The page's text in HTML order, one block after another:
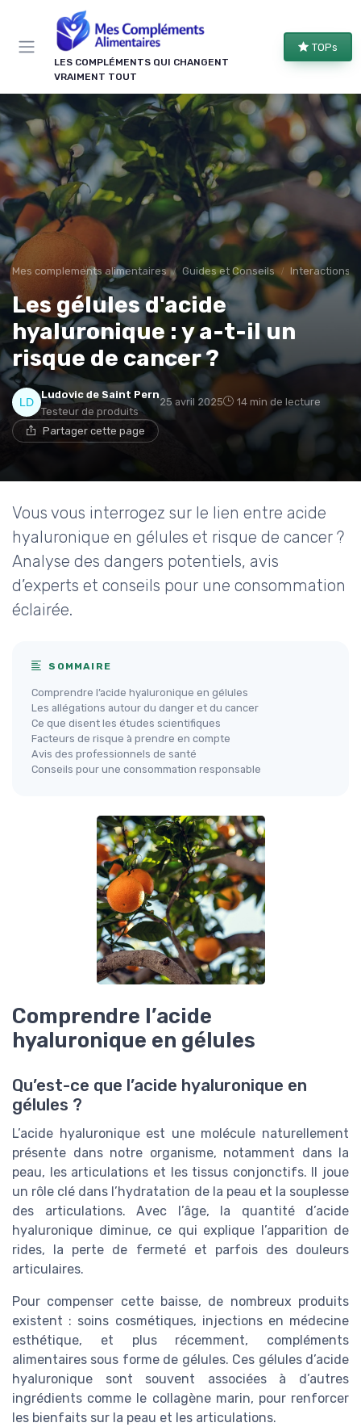
LES COMPLÉMENTS QUI CHANGENT
VRAIMENT TOUT
TOPs
Mes complements alimentaires Guides et Conseils Interactions
Les gélules d'acide
hyaluronique : y a-t-il un
risque de cancer ?
Ludovic de Saint Pern
Testeur de produits
25 avril 2025 14 min de lecture
Partager cette page
Vous vous interrogez sur le lien entre acide
hyaluronique en gélules et risque de cancer ?
Analyse des dangers potentiels, avis
d’experts et conseils pour une consommation
éclairée.
SOMMAIRE
Comprendre l’acide hyaluronique en gélules
Les allégations autour du danger et du cancer
Ce que disent les études scientifiques
Facteurs de risque à prendre en compte
Avis des professionnels de santé
Conseils pour une consommation responsable
Comprendre l’acide
hyaluronique en gélules
Qu’est-ce que l’acide hyaluronique en
gélules ?
L’acide hyaluronique est une molécule naturellement
présente dans notre organisme, notamment dans la
peau, les articulations et les tissus conjonctifs. Il joue
un rôle clé dans l’hydratation de la peau et la souplesse
des articulations. Avec l’âge, la quantité d’acide
hyaluronique diminue, ce qui explique l’apparition de
rides, la perte de fermeté et parfois des douleurs
articulaires.
Pour compenser cette baisse, de nombreux produits
existent : soins cosmétiques, injections en médecine
esthétique, et plus récemment, compléments
alimentaires sous forme de gélules. Ces gélules d’acide
hyaluronique sont souvent associées à d’autres
ingrédients comme le collagène marin, pour renforcer
les bienfaits sur la peau et les articulations.
Panneau de gestion des cookies